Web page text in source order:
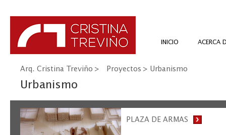
INICIO ACERCA
Arq. Cristina Treviño > Proyectos > Urbanismo
Urbanismo
PLAZA DE ARMAS